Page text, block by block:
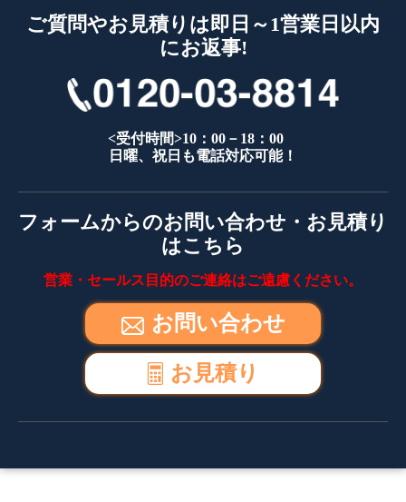
ご質問やお見積りは即日～1営業日以内
にお返事!
<受付時間>10：00－18：00
日曜、祝日も電話対応可能！
フォームからのお問い合わせ・お見積り
はこちら
営業・セールス目的のご連絡はご遠慮ください。
お問い合わせ
お見積り